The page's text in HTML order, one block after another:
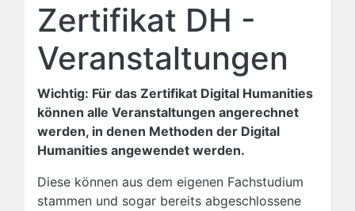
Zertifikat DH -
Veranstaltungen
Wichtig: Für das Zertifikat Digital Humanities
können alle Veranstaltungen angerechnet
werden, in denen Methoden der Digital
Humanities angewendet werden.
Diese können aus dem eigenen Fachstudium
stammen und sogar bereits abgeschlossene